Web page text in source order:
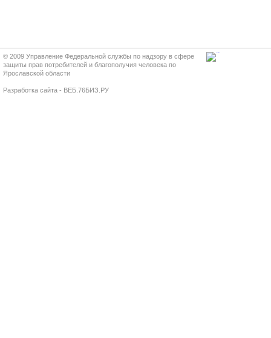
© 2009 Управление Федеральной службы по надзору в сфере
защиты прав потребителей и благополучия человека по
Ярославской области
Разработка сайта - ВЕБ.76БИЗ.РУ